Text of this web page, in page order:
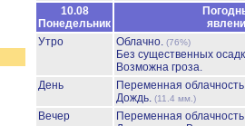
10.08
Понедельник
Утро
Облачно. (76%)
Без существенных
Возможна гроза.
День
Переменная
Дождь. (11.4 мм.)
Вечер
Переменная